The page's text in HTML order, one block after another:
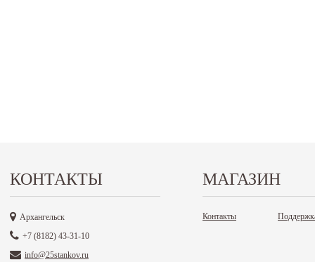
КОНТАКТЫ
Архангельск
+7 (8182) 43-31-10
info@25stankov.ru
МАГАЗИН
Контакты